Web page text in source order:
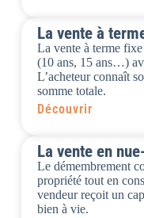
La vente à
La vente à terme
(10 ans, 15 ans…)
L’acheteur connaît
somme totale.
Découvrir
La vente en
Le démembrement
propriété tout en
vendeur reçoit un
bien à vie.